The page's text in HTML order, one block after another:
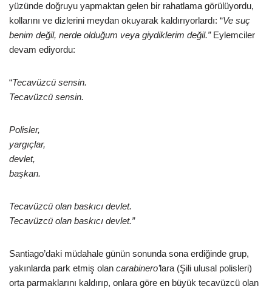
yüzünde doğruyu yapmaktan gelen bir rahatlama görülüyordu,
kollarını ve dizlerini meydan okuyarak kaldırıyorlardı: “Ve suç
benim değil, nerde olduğum veya giydiklerim değil.”Eylemciler
devam ediyordu:
“Tecavüzcü sensin.
Tecavüzcü sensin.
Polisler,
yargıçlar,
devlet,
başkan.
Tecavüzcü olan baskıcı devlet.
Tecavüzcü olan baskıcı devlet.”
Santiago’daki müdahale günün sonunda sona erdiğinde grup,
yakınlarda park etmiş olan carabinero’lara (Şili ulusal polisleri)
orta parmaklarını kaldırıp, onlara göre en büyük tecavüzcü olan